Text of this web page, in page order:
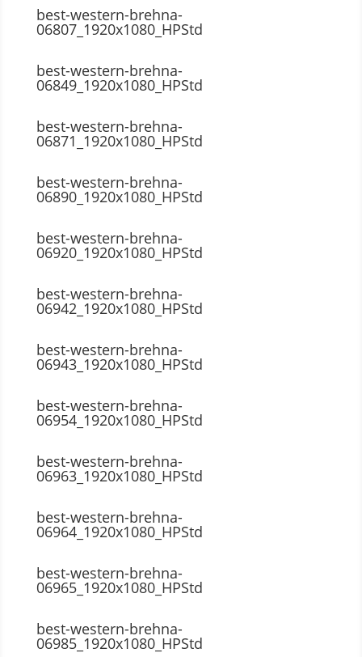
best-western-brehna-
06807_1920x1080_HPStd
best-western-brehna-
06849_1920x1080_HPStd
best-western-brehna-
06871_1920x1080_HPStd
best-western-brehna-
06890_1920x1080_HPStd
best-western-brehna-
06920_1920x1080_HPStd
best-western-brehna-
06942_1920x1080_HPStd
best-western-brehna-
06943_1920x1080_HPStd
best-western-brehna-
06954_1920x1080_HPStd
best-western-brehna-
06963_1920x1080_HPStd
best-western-brehna-
06964_1920x1080_HPStd
best-western-brehna-
06965_1920x1080_HPStd
best-western-brehna-
06985_1920x1080_HPStd